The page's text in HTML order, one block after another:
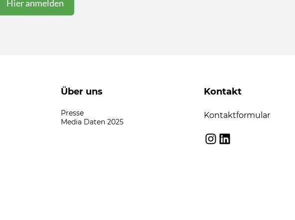
Über uns
Presse
Media Daten 2025
Kontakt
Kontaktformular
Instagram
LinkedIn